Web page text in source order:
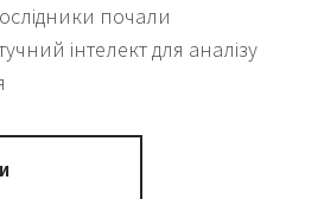
почали
інтелект для аналізу